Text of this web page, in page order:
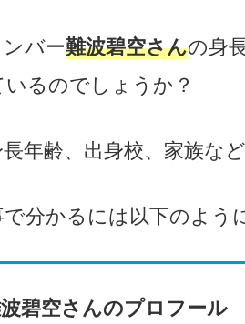
バー難波碧空さんの身
いるのでしょうか？
年齢、出身校、家族な
分かるには以下のよう
波碧空さんのプロフール